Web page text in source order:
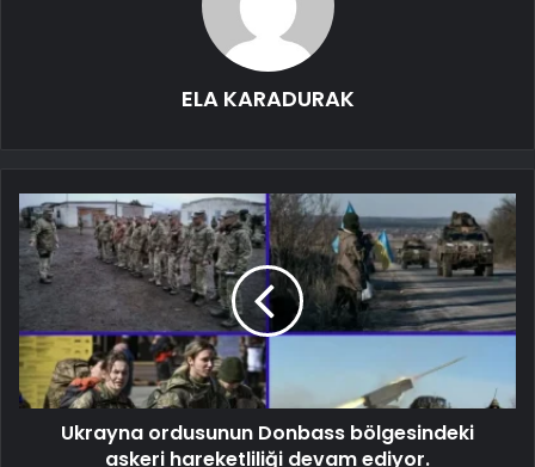
ELA KARADURAK
Ukrayna ordusunun Donbass bölgesindeki
askeri hareketliliği devam ediyor.